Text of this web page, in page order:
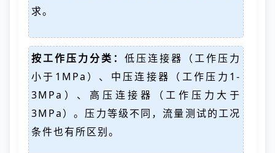
求。
按工作压力分类： 低压连接器（工作压力
小于1MPa）、中压连接器（工作压力1-
3MPa）、高压连接器（工作压力大于
3MPa）。压力等级不同，流量测试的工况
条件也有所区别。